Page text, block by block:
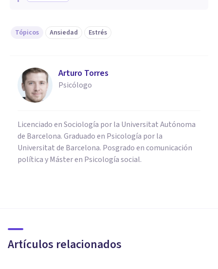
Tópicos Ansiedad Estrés
Arturo Torres
Psicólogo
Licenciado en Sociología por la Universitat Autónoma
de Barcelona. Graduado en Psicología por la
Universitat de Barcelona. Posgrado en comunicación
política y Máster en Psicología social.
Artículos relacionados
qué sirve la ansiedad?